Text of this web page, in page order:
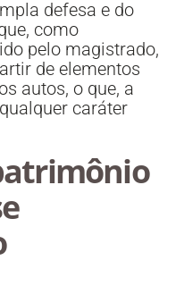
defesa e do
como
pelo magistrado,
de elementos
autos, o que, a
caráter